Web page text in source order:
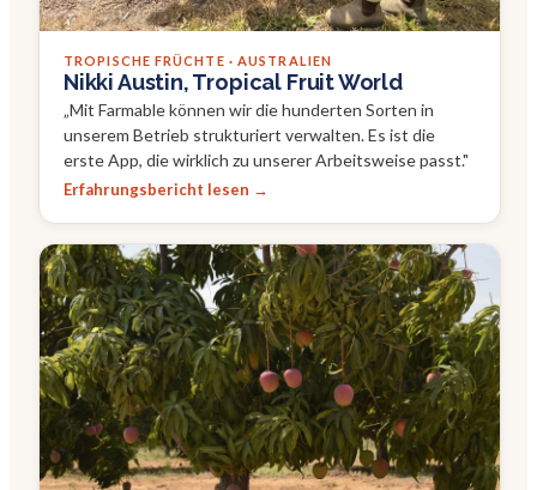
TROPISCHE FRÜCHTE · AUSTRALIEN
Nikki Austin, Tropical Fruit World
„Mit Farmable können wir die hunderten Sorten in
unserem Betrieb strukturiert verwalten. Es ist die
erste App, die wirklich zu unserer Arbeitsweise passt."
Erfahrungsbericht lesen →